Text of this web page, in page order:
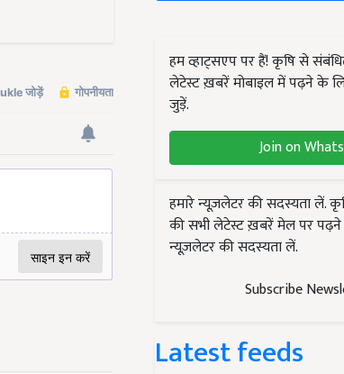
हम व्हाट्सएप पर हैं! कृषि से
लेटेस्ट ख़बरें मोबाइल में पढ़ने के
जुड़ें.
Join on
हमारे न्यूज़लेटर की सदस्यता लें.
की सभी लेटेस्ट ख़बरें मेल पर पढ़ने
न्यूज़लेटर की सदस्यता लें.
Subscribe
Latest feeds